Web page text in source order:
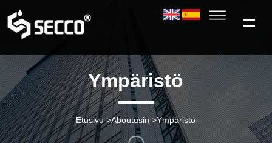
Ympäristö
Etusivu>Aboutusin>Ympäristö